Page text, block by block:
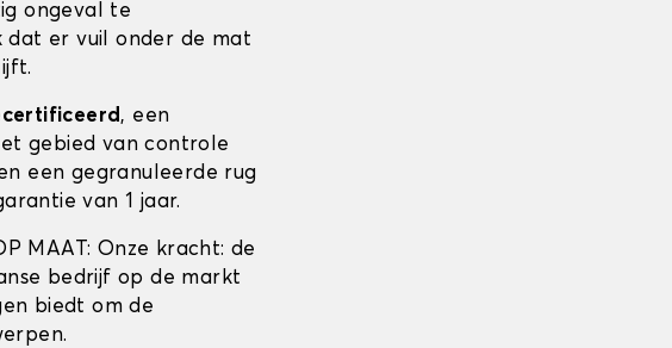
ongeval te
dat er vuil onder de mat
, een
gebied van controle
een gegranuleerde rug
van 1 jaar.
MAAT: Onze kracht: de
bedrijf op de markt
biedt om de